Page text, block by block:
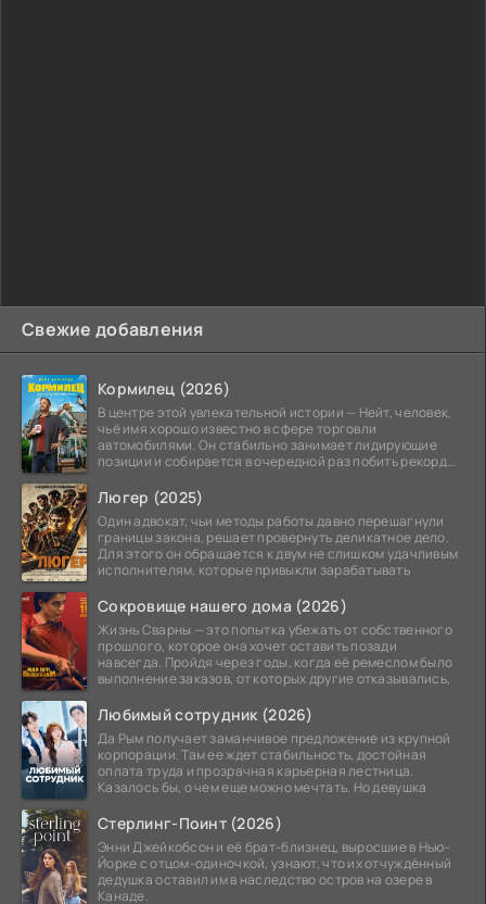
Свежие добавления
Кормилец (2026)
В центре этой увлекательной истории — Нейт, человек,
чьё имя хорошо известно в сфере торговли
автомобилями. Он стабильно занимает лидирующие
позиции и собирается в очередной раз побить рекорд
Люгер (2025)
Один адвокат, чьи методы работы давно перешагнули
границы закона, решает провернуть деликатное дело.
Для этого он обращается к двум не слишком удачливым
исполнителям, которые привыкли зарабатывать
Сокровище нашего дома (2026)
Жизнь Сварны — это попытка убежать от собственного
прошлого, которое она хочет оставить позади
навсегда. Пройдя через годы, когда её ремеслом было
выполнение заказов, от которых другие отказывались,
Любимый сотрудник (2026)
Да Рым получает заманчивое предложение из крупной
корпорации. Там ее ждет стабильность, достойная
оплата труда и прозрачная карьерная лестница.
Казалось бы, о чем еще можно мечтать. Но девушка
Стерлинг-Поинт (2026)
Энни Джейкобсон и её брат-близнец, выросшие в Нью-
Йорке с отцом-одиночкой, узнают, что их отчуждённый
дедушка оставил им в наследство остров на озере в
Канаде.